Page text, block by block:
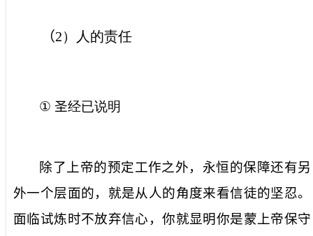
（2）人的责任
① 圣经已说明
除了上帝的预定工作之外，永恒的保障还有另
外一个层面的， 就是从 人的角度来看信徒的坚忍。
面临试炼时不放弃信心 ，你就显明你是蒙 上帝保守